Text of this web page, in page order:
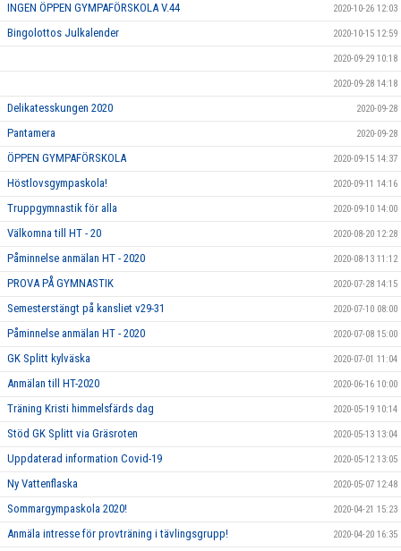
INGEN ÖPPEN GYMPAFÖRSKOLA V.44 2020-10-26 12:03
Bingolottos Julkalender 2020-10-15 12:59
2020-09-29 10:18
2020-09-28 14:18
Delikatesskungen 2020 2020-09-28
Pantamera 2020-09-28
ÖPPEN GYMPAFÖRSKOLA 2020-09-15 14:37
Höstlovsgympaskola! 2020-09-11 14:16
Truppgymnastik för alla 2020-09-10 14:00
Välkomna till HT - 20 2020-08-20 12:28
Påminnelse anmälan HT - 2020 2020-08-13 11:12
PROVA PÅ GYMNASTIK 2020-07-28 14:15
Semesterstängt på kansliet v29-31 2020-07-10 08:00
Påminnelse anmälan HT - 2020 2020-07-08 15:00
GK Splitt kylväska 2020-07-01 11:04
Anmälan till HT-2020 2020-06-16 10:00
Träning Kristi himmelsfärds dag 2020-05-19 10:14
Stöd GK Splitt via Gräsroten 2020-05-13 13:04
Uppdaterad information Covid-19 2020-05-12 13:05
Ny Vattenflaska 2020-05-07 12:48
Sommargympaskola 2020! 2020-04-21 15:23
Anmäla intresse för provträning i tävlingsgrupp! 2020-04-20 16:35